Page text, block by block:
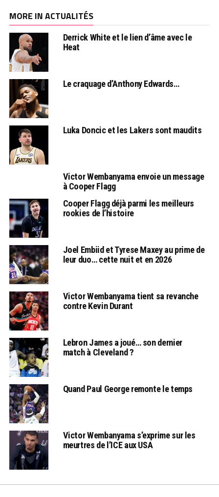
MORE IN ACTUALITÉS
Derrick White et le lien d’âme avec le
Heat
Le craquage d’Anthony Edwards…
Luka Doncic et les Lakers sont maudits
Victor Wembanyama envoie un message
à Cooper Flagg
Cooper Flagg déjà parmi les meilleurs
rookies de l’histoire
Joel Embiid et Tyrese Maxey au prime de
leur duo… cette nuit et en 2026
Victor Wembanyama tient sa revanche
contre Kevin Durant
Lebron James a joué… son dernier
match à Cleveland ?
Quand Paul George remonte le temps
Victor Wembanyama s’exprime sur les
meurtres de l’ICE aux USA